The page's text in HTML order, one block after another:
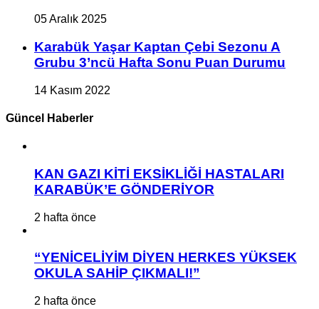
05 Aralık 2025
Karabük Yaşar Kaptan Çebi Sezonu A
Grubu 3’ncü Hafta Sonu Puan Durumu
14 Kasım 2022
Güncel Haberler
KAN GAZI KİTİ EKSİKLİĞİ HASTALARI
KARABÜK’E GÖNDERİYOR
2 hafta önce
“YENİCELİYİM DİYEN HERKES YÜKSEK
OKULA SAHİP ÇIKMALI!”
2 hafta önce